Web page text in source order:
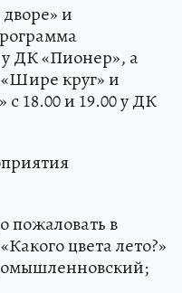
и
у ДК «Пионер», а
круг» и
18.00 и 19.00 у ДК
пожаловать в
цвета лето?»